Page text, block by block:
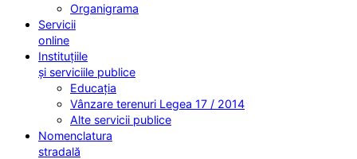
Organigrama
Servicii
online
Instituțiile
și serviciile publice
Educația
Vânzare terenuri Legea 17 / 2014
Alte servicii publice
Nomenclatura
stradală